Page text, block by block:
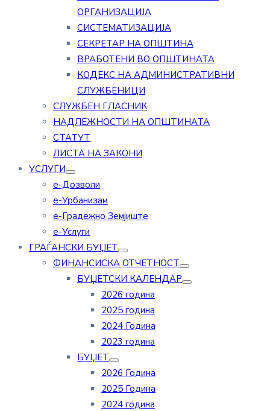
ОРГАНИЗАЦИЈА
СИСТЕМАТИЗАЦИЈА
СЕКРЕТАР НА ОПШТИНА
ВРАБОТЕНИ ВО ОПШТИНАТА
КОДЕКС НА АДМИНИСТРАТИВНИ
СЛУЖБЕНИЦИ
СЛУЖБЕН ГЛАСНИК
НАДЛЕЖНОСТИ НА ОПШТИНАТА
СТАТУТ
ЛИСТА НА ЗАКОНИ
УСЛУГИ
е-Дозволи
е-Урбанизам
е-Градежно Земјиште
е-Услуги
ГРАЃАНСКИ БУЏЕТ
ФИНАНСИСКА ОТЧЕТНОСТ
БУЏЕТСКИ КАЛЕНДАР
2026 година
2025 година
2024 Година
2023 година
БУЏЕТ
2026 Година
2025 Година
2024 година